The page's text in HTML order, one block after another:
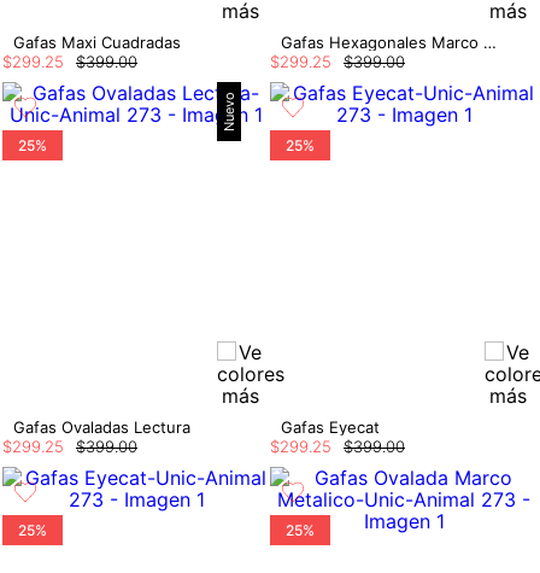
Gafas Maxi Cuadradas
$399.00
$299.25
Gafas Hexagonales Marco Metalico
$399.00
$299.25
Nuevo
25%
Gafas Ovaladas Lectura
$399.00
$299 25
25%
Gafas Eyecat
$399.00
$299 25
25% 25%